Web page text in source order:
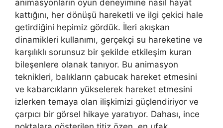
animasyonların oyun deneyimine nasıl hayat
kattığını, her dönüşü hareketli ve ilgi çekici hale
getirdiğini hepimiz gördük. İleri akışkan
dinamikleri kullanımı, gerçekçi su hareketine ve
karşılıklı sorunsuz bir şekilde etkileşim kuran
bileşenlere olanak tanıyor. Bu animasyon
teknikleri, balıkların çabucak hareket etmesini
ve kabarcıkların yükselerek hareket etmesini
izlerken temaya olan ilişkimizi güçlendiriyor ve
çarpıcı bir görsel hikaye yaratıyor. Dahası, ince